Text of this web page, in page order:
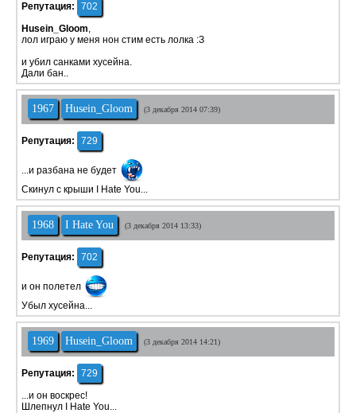
Репутация:
702
Husein_Gloom,
лол играю у меня нон стим есть лолка :З
и убил санками хусейна.
Дали бан..
1967 Husein_Gloom (3 декабря 2014 07:39)
Репутация: 729
...и разбана не будет
Скинул с крыши I Hate You...
1968 I Hate You (3 декабря 2014 13:33)
Репутация: 702
и он полетел
Убыл хусейна...
1969 Husein_Gloom (3 декабря 2014 14:21)
Репутация:
729
...и он воскрес!
Шлепнул I Hate You...